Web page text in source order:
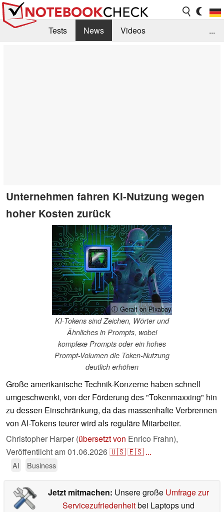
Tests News
Videos
...
Unternehmen fahren KI-Nutzung wegen
hoher Kosten zurück
ⓘ Geralt on Pixabay
KI-Tokens sind Zeichen, Wörter und
Ähnliches in Prompts, wobei
komplexe Prompts oder ein hohes
Prompt-Volumen die Token-Nutzung
deutlich erhöhen
Große amerikanische Technik-Konzerne haben schnell
umgeschwenkt, von der Förderung des "Tokenmaxxing" hin
zu dessen Einschränkung, da das massenhafte Verbrennen
von AI-Tokens teurer wird als reguläre Mitarbeiter.
Christopher Harper (übersetzt von Enrico Frahn),
Veröffentlicht am01.06.2026🇺🇸🇪🇸 ...
AI Business
Jetzt mitmachen: Unsere große Umfrage zur
Servicezufriedenheitbei Laptops und